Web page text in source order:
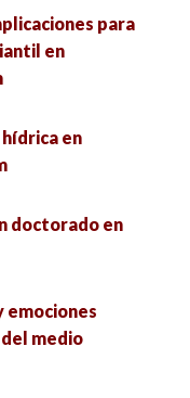
social en el
investigación
para
en
en
doctorado en
emociones
medio